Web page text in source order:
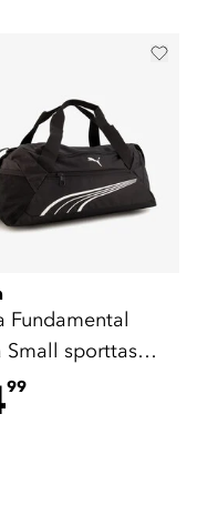
Fundamental
Small sporttas
99